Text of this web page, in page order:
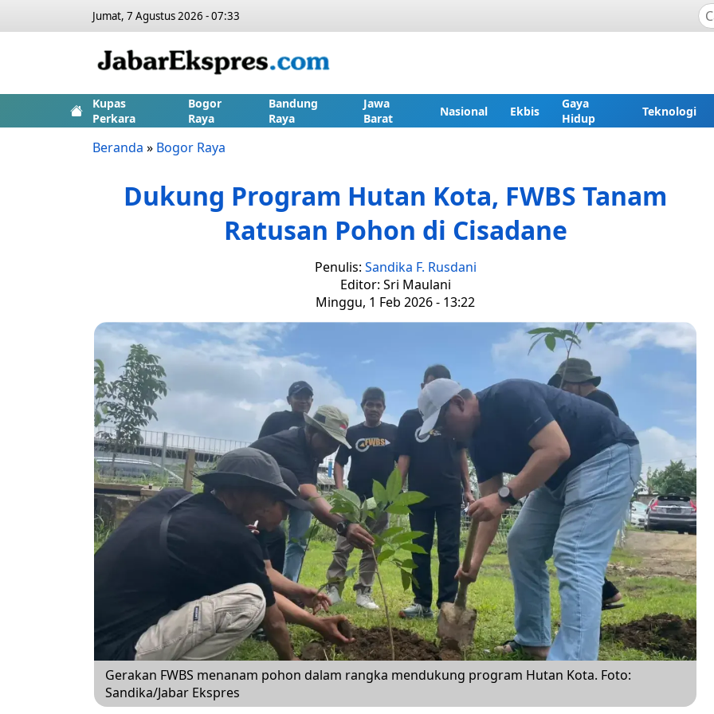
Jumat, 7 Agustus 2026 - 07:33
Kupas
Perkara
Bogor
Raya
Bandung
Raya
Jawa
Barat
Nasional Ekbis
Gaya
Hidup
Teknologi
Beranda » Bogor Raya
Dukung Program Hutan Kota, FWBS Tanam
Ratusan Pohon di Cisadane
Penulis: Sandika F. Rusdani
Editor: Sri Maulani
Minggu, 1 Feb 2026 - 13:22
Gerakan FWBS menanam pohon dalam rangka mendukung program Hutan Kota. Foto:
Sandika/Jabar Ekspres